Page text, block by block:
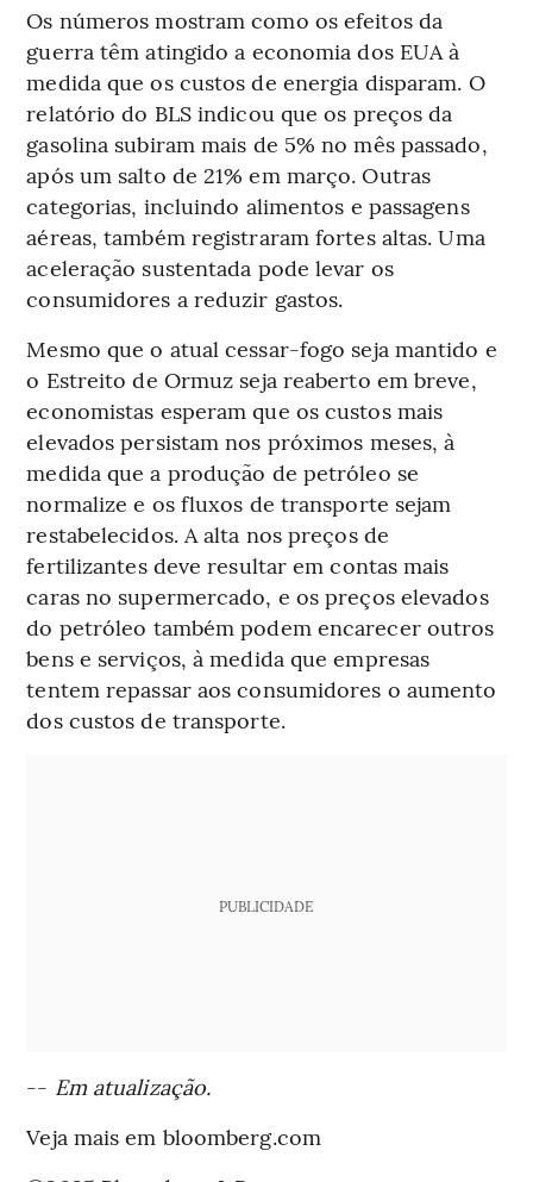
Os números mostram como os efeitos da
guerra têm atingido a economia dos EUA à
medida que os custos de energia disparam. O
relatório do BLS indicou que os preços da
gasolina subiram mais de 5% no mês passado,
após um salto de 21% em março. Outras
categorias, incluindo alimentos e passagens
aéreas, também registraram fortes altas. Uma
aceleração sustentada pode levar os
consumidores a reduzir gastos.
Mesmo que o atual cessar-fogo seja mantido e
o Estreito de Ormuz seja reaberto em breve,
economistas esperam que os custos mais
elevados persistam nos próximos meses, à
medida que a produção de petróleo se
normalize e os fluxos de transporte sejam
restabelecidos. A alta nos preços de
fertilizantes deve resultar em contas mais
caras no supermercado, e os preços elevados
do petróleo também podem encarecer outros
bens e serviços, à medida que empresas
tentem repassar aos consumidores o aumento
dos custos de transporte.
PUBLICIDADE
-- Em atualização.
Veja mais em bloomberg.com